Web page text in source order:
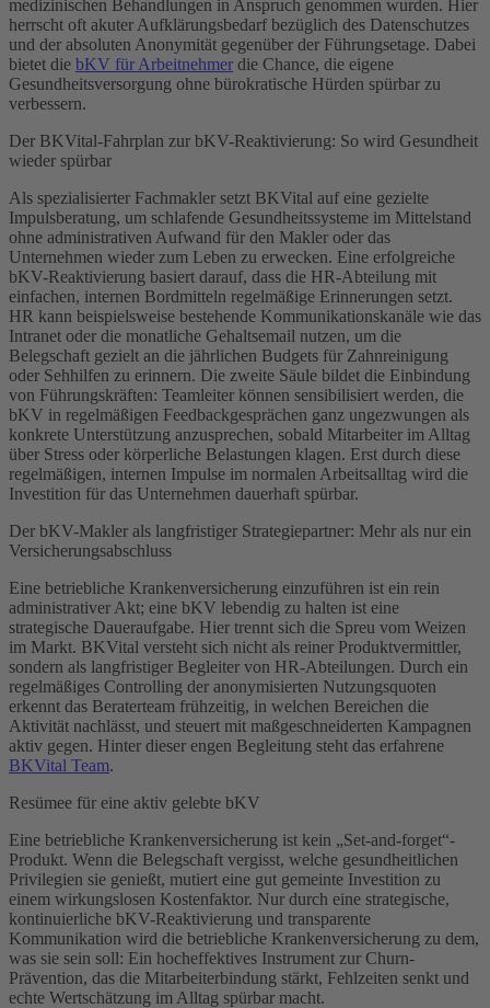
medizinischen Behandlungen in Anspruch genommen wurden. Hier
herrscht oft akuter Aufklärungsbedarf bezüglich des Datenschutzes
und der absoluten Anonymität gegenüber der Führungsetage. Dabei
bietet die bKV für Arbeitnehmer die Chance, die eigene
Gesundheitsversorgung ohne bürokratische Hürden spürbar zu
verbessern.
Der BKVital-Fahrplan zur bKV-Reaktivierung: So wird Gesundheit
wieder spürbar
Als spezialisierter Fachmakler setzt BKVital auf eine gezielte
Impulsberatung, um schlafende Gesundheitssysteme im Mittelstand
ohne administrativen Aufwand für den Makler oder das
Unternehmen wieder zum Leben zu erwecken. Eine erfolgreiche
bKV-Reaktivierung basiert darauf, dass die HR-Abteilung mit
einfachen, internen Bordmitteln regelmäßige Erinnerungen setzt.
HR kann beispielsweise bestehende Kommunikationskanäle wie das
Intranet oder die monatliche Gehaltsemail nutzen, um die
Belegschaft gezielt an die jährlichen Budgets für Zahnreinigung
oder Sehhilfen zu erinnern. Die zweite Säule bildet die Einbindung
von Führungskräften: Teamleiter können sensibilisiert werden, die
bKV in regelmäßigen Feedbackgesprächen ganz ungezwungen als
konkrete Unterstützung anzusprechen, sobald Mitarbeiter im Alltag
über Stress oder körperliche Belastungen klagen. Erst durch diese
regelmäßigen, internen Impulse im normalen Arbeitsalltag wird die
Investition für das Unternehmen dauerhaft spürbar.
Der bKV-Makler als langfristiger Strategiepartner: Mehr als nur ein
Versicherungsabschluss
Eine betriebliche Krankenversicherung einzuführen ist ein rein
administrativer Akt; eine bKV lebendig zu halten ist eine
strategische Daueraufgabe. Hier trennt sich die Spreu vom Weizen
im Markt. BKVital versteht sich nicht als reiner Produktvermittler,
sondern als langfristiger Begleiter von HR-Abteilungen. Durch ein
regelmäßiges Controlling der anonymisierten Nutzungsquoten
erkennt das Beraterteam frühzeitig, in welchen Bereichen die
Aktivität nachlässt, und steuert mit maßgeschneiderten Kampagnen
aktiv gegen. Hinter dieser engen Begleitung steht das erfahrene
BKVital Team.
Resümee für eine aktiv gelebte bKV
Eine betriebliche Krankenversicherung ist kein „Set-and-forget“-
Produkt. Wenn die Belegschaft vergisst, welche gesundheitlichen
Privilegien sie genießt, mutiert eine gut gemeinte Investition zu
einem wirkungslosen Kostenfaktor. Nur durch eine strategische,
kontinuierliche bKV-Reaktivierung und transparente
Kommunikation wird die betriebliche Krankenversicherung zu dem,
was sie sein soll: Ein hocheffektives Instrument zur Churn-
Prävention, das die Mitarbeiterbindung stärkt, Fehlzeiten senkt und
echte Wertschätzung im Alltag spürbar macht.